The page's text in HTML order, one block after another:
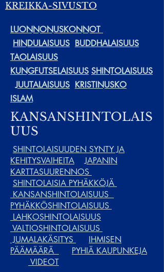
KREIKKA-SIVUSTO
LUONNONUSKONNOT
HINDULAISUUS BUDDHALAISUUS
TAOLAISUUS
KUNGFUTSELAISUUS SHINTOLAISUUS
JUUTALAISUUS KRISTINUSKO
ISLAM
KANSANSHINTOLAIS
UUS
SHINTOLAISUUDEN SYNTY JA
KEHITYSVAIHEITA
JAPANIN
KARTTASUURENNOS
SHINTOLAISIA PYHÄKKÖJÄ
KANSANSHINTOLAISUUS
PYHÄKKÖSHINTOLAISUUS
LAHKOSHINTOLAISUUS
VALTIOSHINTOLAISUUS
JUMALAKÄSITYS
IHMISEN
PÄÄMÄÄRÄ
PYHIÄ KAUPUNKEJA
VIDEOT